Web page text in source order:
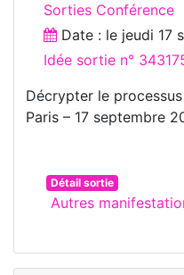
Sorties Conférence
Date : le jeudi 17
Idée sortie n°
Décrypter le
Paris – 17 septembre
Détail sortie
Autres